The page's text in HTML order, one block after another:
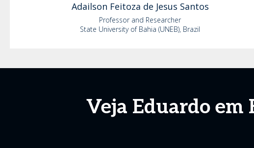
Adailson Feitoza de Jesus Santos
Professor and Researcher
State University of Bahia (UNEB), Brazil
Veja Eduardo